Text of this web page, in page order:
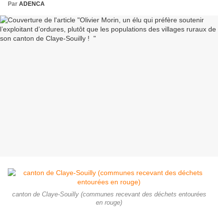
Par ADENCA
canton de Claye-Souilly (communes recevant des déchets entourées
en rouge)